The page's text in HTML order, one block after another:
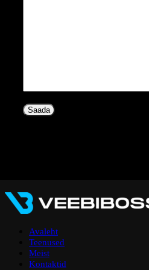
Avaleht
Teenused
Meist
Kontaktid